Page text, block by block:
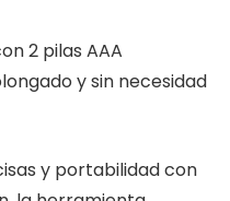
2 pilas AAA
y sin necesidad
y portabilidad con